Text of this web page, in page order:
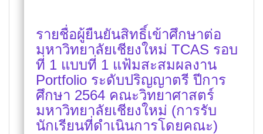
รายชื่อผู้ยืนยันสิทธิ์เข้าศึกษาต่อ
มหาวิทยาลัยเชียงใหม่ TCAS รอบ
ที่ 1 แบบที่ 1 แฟ้มสะสมผลงาน
Portfolio ระดับปริญญาตรี ปีการ
ศึกษา 2564 คณะวิทยาศาสตร์
มหาวิทยาลัยเชียงใหม่ (การรับ
นักเรียนที่ดำเนินการโดยคณะ)